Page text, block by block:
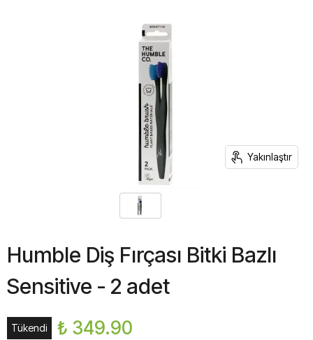
Yakınlaştır
Humble Diş Fırçası Bitki Bazlı
Sensitive - 2 adet
Tükendi ₺ 349.90